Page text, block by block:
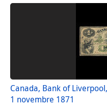
Canada, Bank of
1 novembre 1871